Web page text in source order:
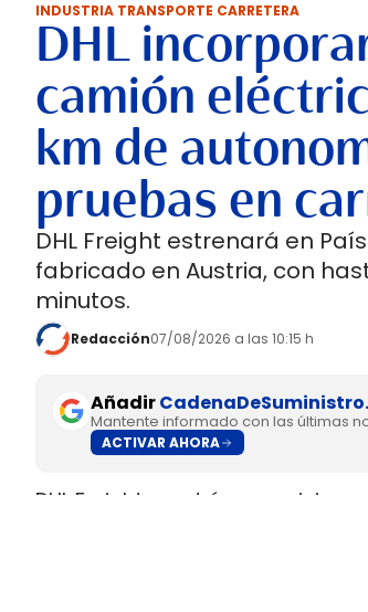
INDUSTRIA TRANSPORTE CARRETERA
DHL
camión
km de
pruebas en
DHL Freight estrenará en
fabricado en Austria, con
minutos.
Redacción07/08/2026 a las 10:15 h
Añadir
Mantente informado con las últimas
ACTIVAR AHORA
DHL Freight pondrá en servicio